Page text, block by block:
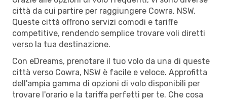
città da cui partire per raggiungere Cowra, NSW.
Queste città offrono servizi comodi e tariffe
competitive, rendendo semplice trovare voli diretti
verso la tua destinazione.
Con eDreams, prenotare il tuo volo da una di queste
città verso Cowra, NSW è facile e veloce. Approfitta
dell'ampia gamma di opzioni di volo disponibili per
trovare l'orario e la tariffa perfetti per te. Che cosa